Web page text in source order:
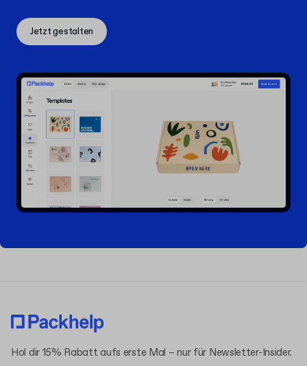
Jetzt gestalten
Hol dir 15% Rabatt aufs erste Mal – nur für Newsletter-Insider.